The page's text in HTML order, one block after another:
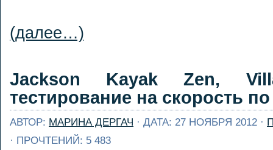
(далее…)
Jackson Kayak Zen,
тестирование на скорость
АВТОР: МАРИНА ДЕРГАЧ · ДАТА: 27 НОЯБРЯ 2012 ·
· ПРОЧТЕНИЙ: 5 483